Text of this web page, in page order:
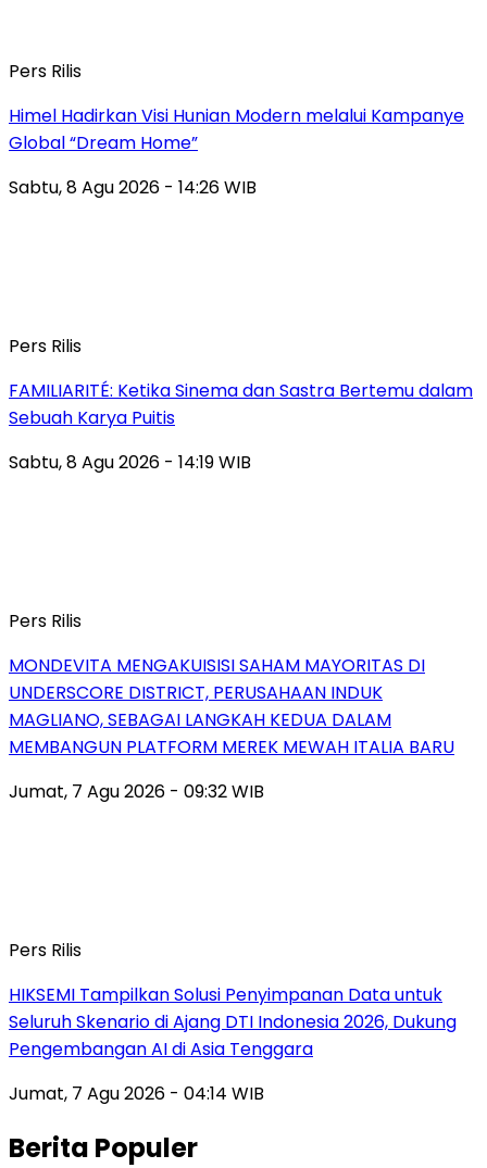
Pers Rilis
Himel Hadirkan Visi Hunian Modern melalui Kampanye
Global “Dream Home”
Sabtu, 8 Agu 2026 - 14:26 WIB
Pers Rilis
FAMILIARITÉ: Ketika Sinema dan Sastra Bertemu dalam
Sebuah Karya Puitis
Sabtu, 8 Agu 2026 - 14:19 WIB
Pers Rilis
MONDEVITA MENGAKUISISI SAHAM MAYORITAS DI
UNDERSCORE DISTRICT, PERUSAHAAN INDUK
MAGLIANO, SEBAGAI LANGKAH KEDUA DALAM
MEMBANGUN PLATFORM MEREK MEWAH ITALIA BARU
Jumat, 7 Agu 2026 - 09:32 WIB
Pers Rilis
HIKSEMI Tampilkan Solusi Penyimpanan Data untuk
Seluruh Skenario di Ajang DTI Indonesia 2026, Dukung
Pengembangan AI di Asia Tenggara
Jumat, 7 Agu 2026 - 04:14 WIB
Berita Populer